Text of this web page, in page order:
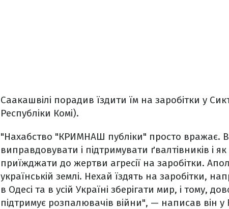
Саакашвілі порадив їздити їм на заробітки у
Республіки Комі).
"Нахабство "КРИМНАШ публіки" просто
виправдовувати і підтримувати ґвалтівників і
приїжджати до жертви агресії на заробітки.
українській землі. Нехай їздять на заробітки,
в Одесі та в усій Україні зберігати мир, і тому,
підтримує розпалювачів війни", — написав він у